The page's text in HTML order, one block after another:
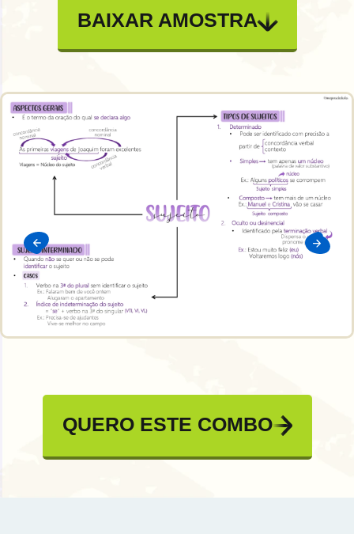
BAIXAR AMOSTRA
QUERO ESTE COMBO